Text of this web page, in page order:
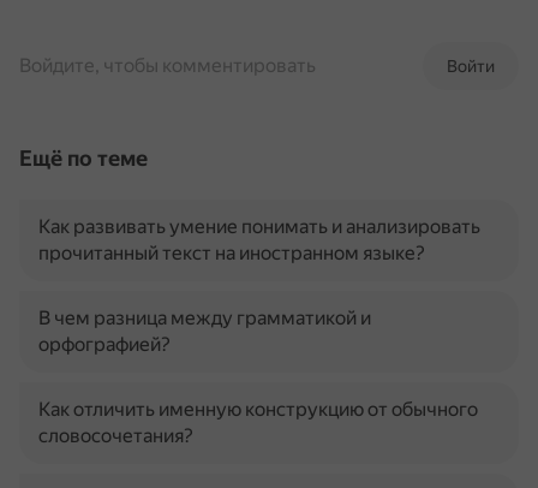
Войти
Войдите, чтобы комментировать
Ещё по теме
Как развивать умение понимать и анализировать
прочитанный текст на иностранном языке?
В чем разница между грамматикой и
орфографией?
Как отличить именную конструкцию от обычного
словосочетания?